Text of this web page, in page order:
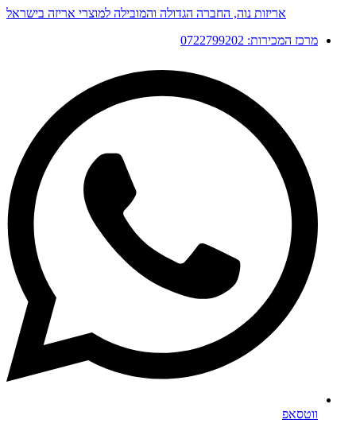
אריזות נוה, החברה הגדולה והמובילה למוצרי אריזה בישראל
מרכז המכירות: 0722799202
ווטסאפ